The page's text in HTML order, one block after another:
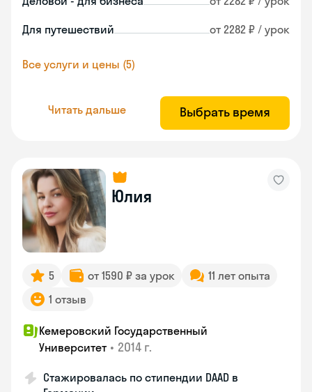
Для путешествий от 2282 ₽ / урок
Все услуги и цены (5)
Читать дальше Выбрать время
Юлия
5 от 1590 ₽ за урок
11 лет опыта
1 отзыв
Кемеровский Государственный
Университет • 2014 г.
Стажировалась по стипендии DAAD в